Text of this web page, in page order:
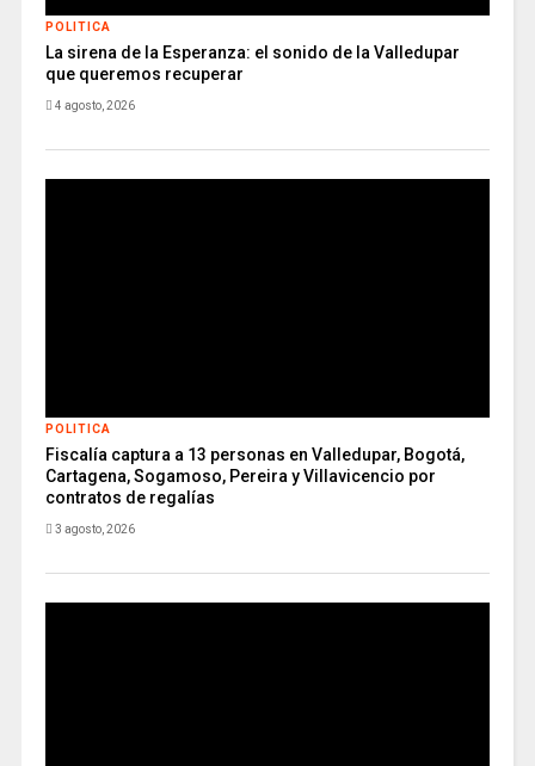
POLITICA
La sirena de la Esperanza: el sonido de la Valledupar
que queremos recuperar
4 agosto, 2026
POLITICA
Fiscalía captura a 13 personas en Valledupar, Bogotá,
Cartagena, Sogamoso, Pereira y Villavicencio por
contratos de regalías
3 agosto, 2026